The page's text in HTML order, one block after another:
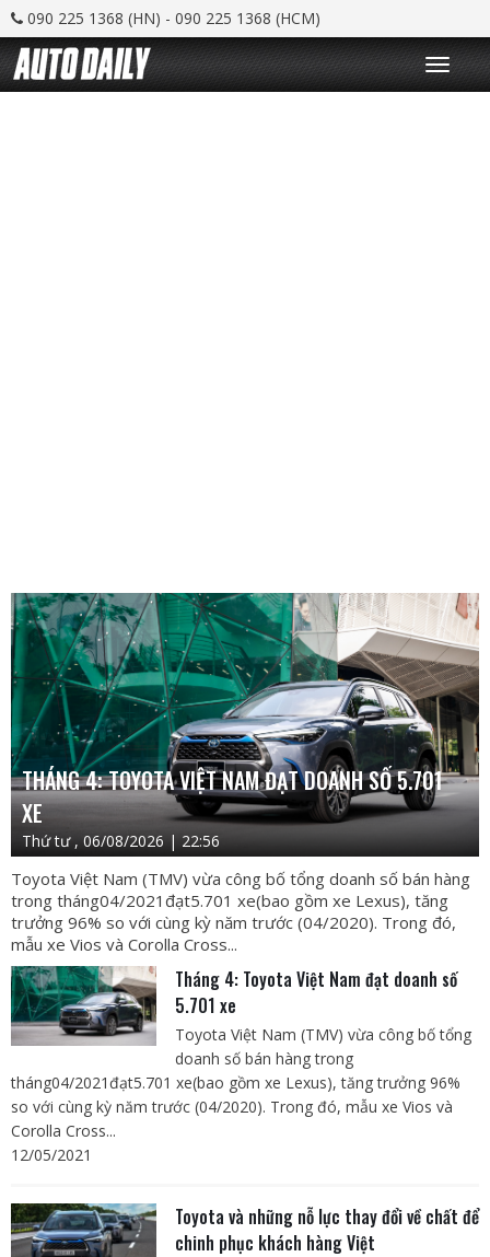
090 225 1368 (HN) - 090 225 1368 (HCM)
T
o
g
THÁNG 4: TOYOTA VIỆT NAM ĐẠT DOANH SỐ 5.701
XE
Thứ tư , 06/08/2026 | 22:56
Toyota Việt Nam (TMV) vừa công bố tổng doanh số bán hàng
trong tháng04/2021đạt5.701 xe(bao gồm xe Lexus), tăng
trưởng 96% so với cùng kỳ năm trước (04/2020). Trong đó,
mẫu xe Vios và Corolla Cross...
Tháng 4: Toyota Việt Nam đạt doanh số
5.701 xe
Toyota Việt Nam (TMV) vừa công bố tổng
doanh số bán hàng trong
tháng04/2021đạt5.701 xe(bao gồm xe Lexus), tăng trưởng 96%
so với cùng kỳ năm trước (04/2020). Trong đó, mẫu xe Vios và
Corolla Cross...
12/05/2021
Toyota và những nỗ lực thay đổi về chất để
chinh phục khách hàng Việt